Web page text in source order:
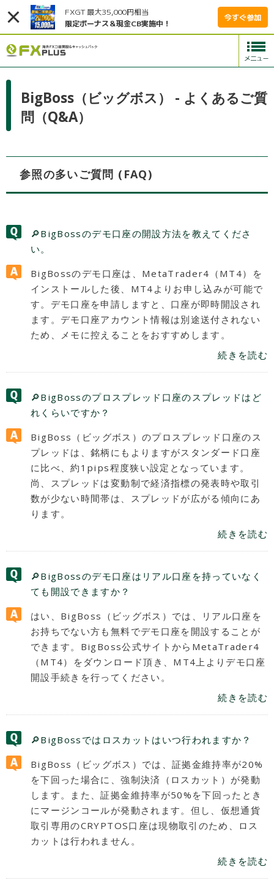
FXGT 最大35,000円相当
限定ボーナス＆現金CB実施中！
今すぐ参加
BigBoss（ビッグボス） - よくあるご質
問（Q&A）
参照の多いご質問 (FAQ)
🔎BigBossのデモ口座の開設方法を教えてくださ
い。
BigBossのデモ口座は、MetaTrader4（MT4）を
インストールした後、MT4よりお申し込みが可能で
す。デモ口座を申請しますと、口座が即時開設され
ます。デモ口座アカウント情報は別途送付されない
ため、メモに控えることをおすすめします。
続きを読む
🔎BigBossのプロスプレッド口座のスプレッドはど
れくらいですか？
BigBoss（ビッグボス）のプロスプレッド口座のス
プレッドは、銘柄にもよりますがスタンダード口座
に比べ、約1pips程度狭い設定となっています。
尚、スプレッドは変動制で経済指標の発表時や取引
数が少ない時間帯は、スプレッドが広がる傾向にあ
ります。
続きを読む
🔎BigBossのデモ口座はリアル口座を持っていなく
ても開設できますか？
はい、BigBoss（ビッグボス）では、リアル口座を
お持ちでない方も無料でデモ口座を開設することが
できます。BigBoss公式サイトからMetaTrader4
（MT4）をダウンロード頂き、MT4上よりデモ口座
開設手続きを行ってください。
続きを読む
🔎BigBossではロスカットはいつ行われますか？
BigBoss（ビッグボス）では、証拠金維持率が20%
を下回った場合に、強制決済（ロスカット）が発動
します。また、証拠金維持率が50%を下回ったとき
にマージンコールが発動されます。但し、仮想通貨
取引専用のCRYPTOS口座は現物取引のため、ロス
カットは行われません。
続きを読む